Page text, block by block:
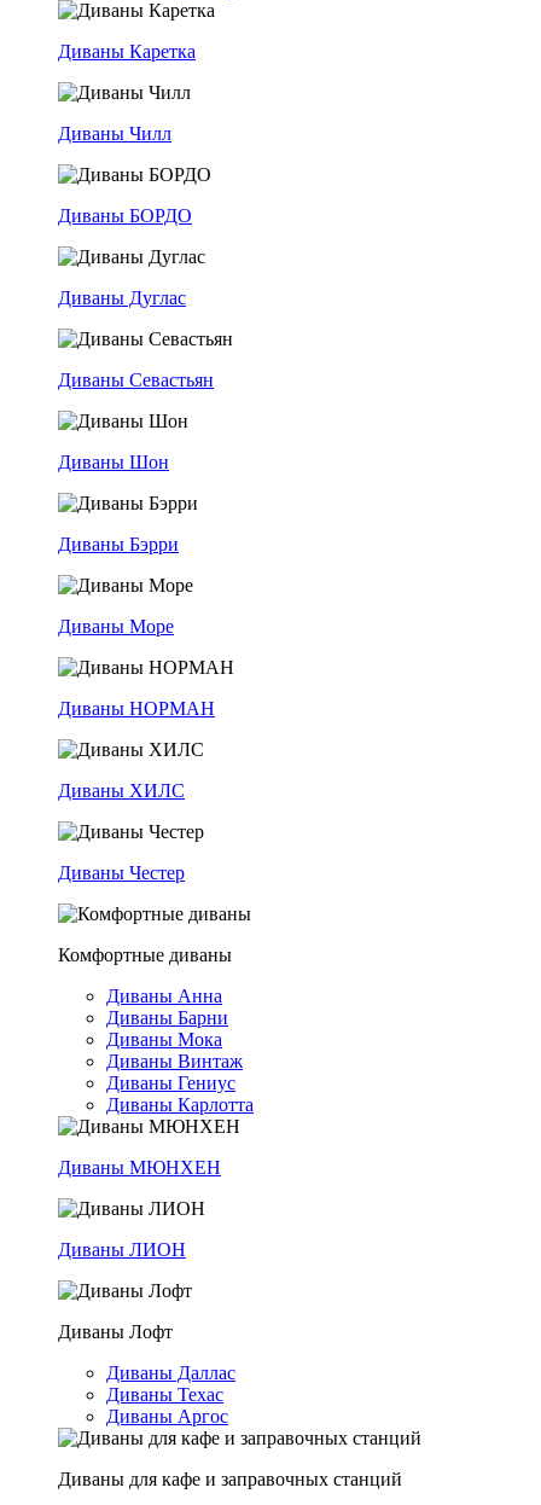
Диваны Каретка
Диваны Чилл
Диваны БОРДО
Диваны Дуглас
Диваны Севастьян
Диваны Шон
Диваны Бэрри
Диваны Море
Диваны НОРМАН
Диваны ХИЛС
Диваны Честер
Комфортные диваны
Диваны Анна
Диваны Барни
Диваны Мока
Диваны Винтаж
Диваны Гениус
Диваны Карлотта
Диваны МЮНХЕН
Диваны ЛИОН
Диваны Лофт
Диваны Даллас
Диваны Техас
Диваны Аргос
Диваны для кафе и заправочных станций